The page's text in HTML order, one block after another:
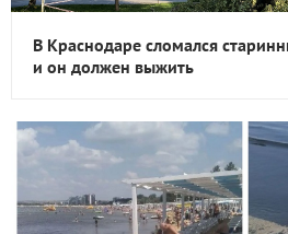
В Краснодаре сломался
и он должен выжить